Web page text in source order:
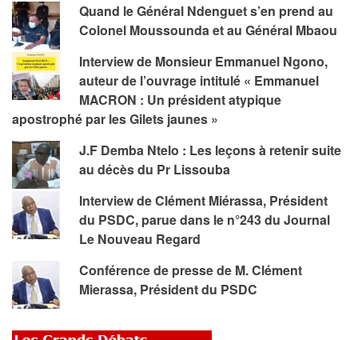
Quand le Général Ndenguet s’en prend au
Colonel Moussounda et au Général Mbaou
Interview de Monsieur Emmanuel Ngono,
auteur de l’ouvrage intitulé « Emmanuel
MACRON : Un président atypique
apostrophé par les Gilets jaunes »
J.F Demba Ntelo : Les leçons à retenir suite
au décès du Pr Lissouba
Interview de Clément Miérassa, Président
du PSDC, parue dans le n°243 du Journal
Le Nouveau Regard
Conférence de presse de M. Clément
Mierassa, Président du PSDC